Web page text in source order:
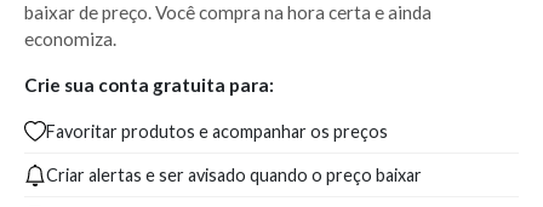
baixar de preço. Você compra na hora certa e ainda
economiza.
Crie sua conta gratuita para:
Favoritar produtos e acompanhar os preços
Criar alertas e ser avisado quando o preço baixar